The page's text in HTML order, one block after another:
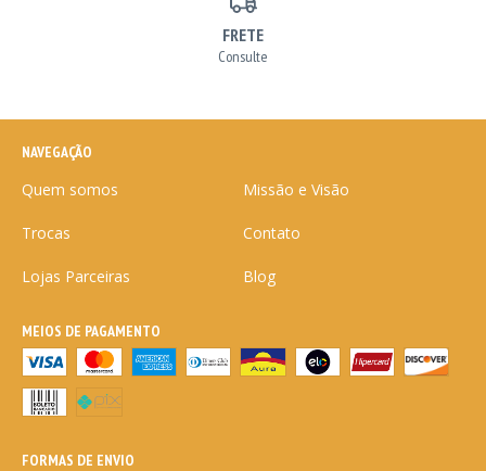
FRETE
Consulte
NAVEGAÇÃO
Quem somos Missão e Visão
Trocas Contato
Lojas Parceiras Blog
MEIOS DE PAGAMENTO
FORMAS DE ENVIO